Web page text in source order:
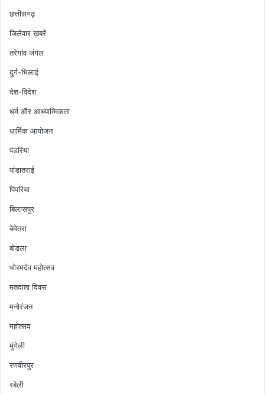
छत्तीसगढ़
जिलेवार ख़बरें
तरेगांव जंगल
दुर्ग-भिलाई
देश-विदेश
धर्म और आध्यात्मिकता
धार्मिक आयोजन
पंडरिया
पांडातराई
पिपरिया
बिलासपुर
बेमेतरा
बोडला
भोरमदेव महोत्सव
मतदाता दिवस
मनोरंजन
महोत्सव
मुंगेली
रणवीरपुर
रबेली